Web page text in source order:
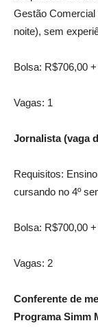
Gestão Comercial
noite), sem
Bolsa: R$706,00
Vagas: 1
Jornalista (vaga
Requisitos:
cursando no 4º
Bolsa: R$700,00
Vagas: 2
Conferente de
Programa Simm